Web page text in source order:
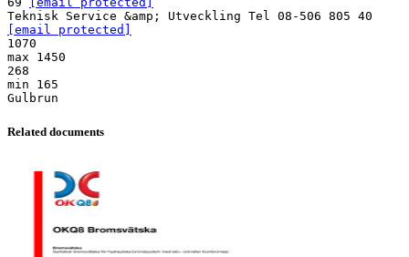
Teknisk Service &amp; Utveckling Tel 08-506 805 40
[email protected]
1070
max 1450
268
min 165
Related documents